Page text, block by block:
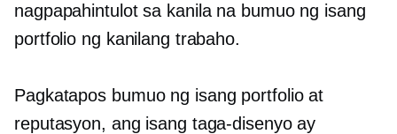
nagpapahintulot sa kanila na bumuo ng isang
portfolio ng kanilang trabaho.
Pagkatapos bumuo ng isang portfolio at
reputasyon, ang isang taga-disenyo ay